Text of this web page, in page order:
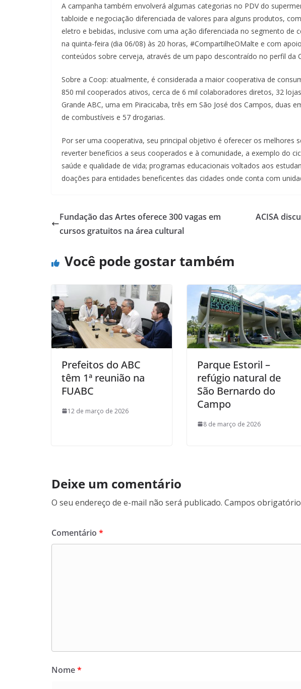
A campanha também envolverá algumas categorias no PDV do
tabloide e negociação diferenciada de valores para alguns produtos,
eletro e bebidas, inclusive com uma ação diferenciada no segmento de
na quinta-feira (dia 06/08) às 20 horas, #CompartilheOMalte e com
conteúdos sobre cerveja, através de um papo descontraído no perfil da
Sobre a Coop: atualmente, é considerada a maior cooperativa de
850 mil cooperados ativos, cerca de 6 mil colaboradores diretos, 32
Grande ABC, uma em Piracicaba, três em São José dos Campos, duas
de combustíveis e 57 drogarias.
Por ser uma cooperativa, seu principal objetivo é oferecer os melhores
reverter benefícios a seus cooperados e à comunidade, a exemplo do
saúde e qualidade de vida; programas educacionais voltados aos
doações para entidades beneficentes das cidades onde conta com
Fundação das Artes oferece 300 vagas em
cursos gratuitos na área cultural
ACISA
Você pode gostar também
Prefeitos do ABC
têm 1ª reunião na
FUABC
12 de março de 2026
Parque Estoril –
refúgio natural de
São Bernardo do
Campo
8 de março de 2026
Deixe um comentário
O seu endereço de e-mail não será publicado. Campos
Comentário *
Nome*